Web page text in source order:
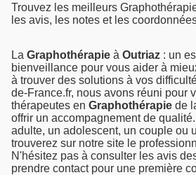
Trouvez les meilleurs
les avis, les notes et les
La Graphothérapie à Outriaz : un
bienveillance pour vous aider à
à trouver des solutions à vos
de-France.fr, nous avons réuni pour
thérapeutes en Graphothérapie de
offrir un accompagnement de
adulte, un adolescent, un couple ou
trouverez sur notre site le
N'hésitez pas à consulter les avis
prendre contact pour une première